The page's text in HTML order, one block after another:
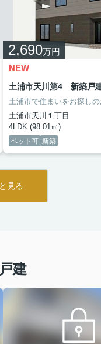
2,690万円
NEW
土浦市天川第4 新築戸
土浦市天川１丁目
4LDK (98.01㎡)
ペット可 新築
見る
建